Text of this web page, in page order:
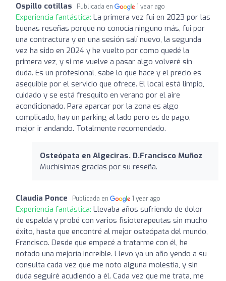
Ospillo cotillas Publicada en 1 year ago
Experiencia fantástica: La primera vez fui en 2023 por las
buenas reseñas porque no conocía ninguno más, fui por
una contractura y en una sesión salí nuevo, la segunda
vez ha sido en 2024 y he vuelto por como quedé la
primera vez, y si me vuelve a pasar algo volveré sin
duda. Es un profesional, sabe lo que hace y el precio es
asequible por el servicio que ofrece. El local está limpio,
cuidado y se está fresquito en verano por el aire
acondicionado. Para aparcar por la zona es algo
complicado, hay un parking al lado pero es de pago,
mejor ir andando. Totalmente recomendado.
Osteópata en Algeciras. D.Francisco Muñoz
Muchísimas gracias por su reseña.
Claudia Ponce Publicada en 1 year ago
Experiencia fantástica: Llevaba años sufriendo de dolor
de espalda y probé con varios fisioterapeutas sin mucho
éxito, hasta que encontré al mejor osteópata del mundo,
Francisco. Desde que empecé a tratarme con él, he
notado una mejoría increíble. Llevo ya un año yendo a su
consulta cada vez que me noto alguna molestia, y sin
duda seguiré acudiendo a él. Cada vez que me trata, me